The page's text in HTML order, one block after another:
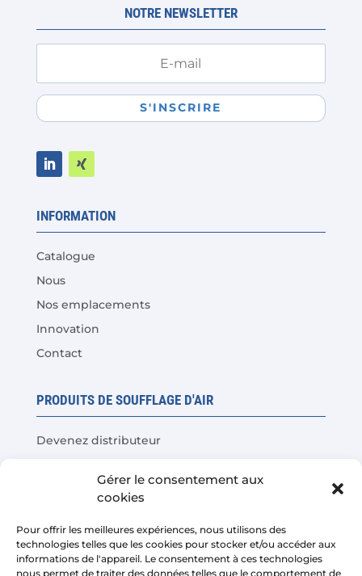
Gérer le consentement aux
cookies
Pour offrir les meilleures expériences, nous utilisons des
technologies telles que les cookies pour stocker et/ou accéder aux
informations de l'appareil. Le consentement à ces technologies
nous permet de traiter des données telles que le comportement de
NOTRE NEWSLETTER
S'INSCRIRE
INFORMATION
Catalogue
Nous
Nos emplacements
Innovation
Contact
PRODUITS DE SOUFFLAGE D'AIR
Devenez distributeur
Questions fréquentes
LÉGAL